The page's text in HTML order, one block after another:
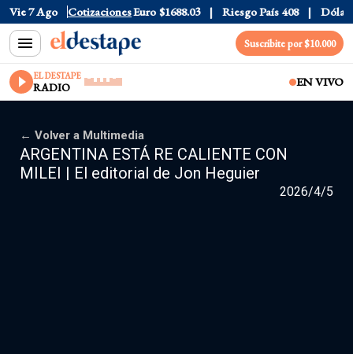
Vie 7 Ago Cotizaciones
Dólar CCL $1577.3 Euro $1688.03 Riesgo País 408 Dólar
Suscribite por $10.000
EL DESTAPE
RADIO EN VIVO
← Volver a Multimedia
ARGENTINA ESTÁ RE CALIENTE CON
MILEI | El editorial de Jon Heguier
2026/4/5